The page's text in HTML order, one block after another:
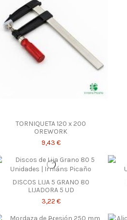
TORNIQUETA 120 x 200
OREWORK
9,43 €
DISCOS LIJA 5 GRANO 80
LIJADORA 5 UD
3,22 €